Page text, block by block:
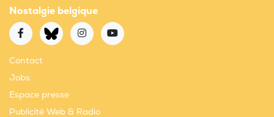
Nostalgie belgique
Contact
Jobs
Espace presse
Publicité Web & Radio